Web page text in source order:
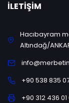
İLETIŞIM
Hacıbayram
Altındağ/
+90 538 835
+90 312 436 01